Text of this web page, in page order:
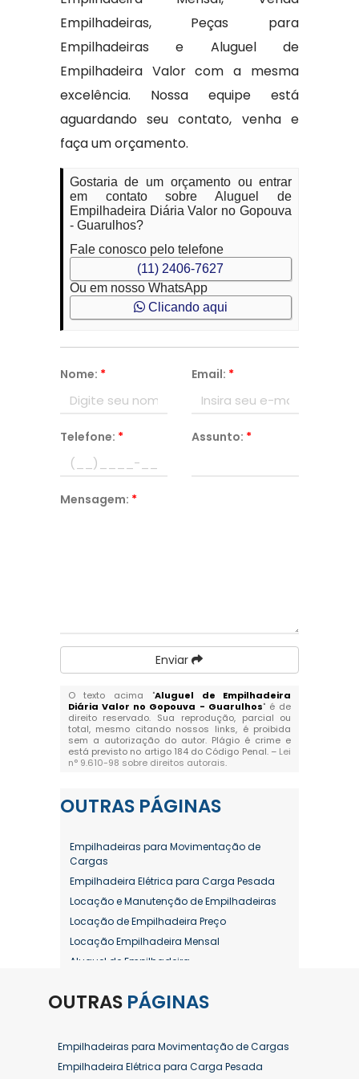
Empilhadeiras, Peças para
Empilhadeiras e Aluguel de
Empilhadeira Valor com a mesma
excelência. Nossa equipe está
aguardando seu contato, venha e
faça um orçamento.
Gostaria de um orçamento ou entrar
em contato sobre Aluguel de
Empilhadeira Diária Valor no Gopouva
- Guarulhos?
Fale conosco pelo telefone
(11) 2406-7627
Ou em nosso WhatsApp
Clicando aqui
Nome: * Email: *
Telefone: * Assunto: *
Mensagem: *
Enviar
O texto acima "Aluguel de Empilhadeira
Diária Valor no Gopouva - Guarulhos" é de
direito reservado. Sua reprodução, parcial ou
total, mesmo citando nossos links, é proibida
sem a autorização do autor. Plágio é crime e
está previsto no artigo 184 do Código Penal. – Lei
n° 9.610-98 sobre direitos autorais.
OUTRAS PÁGINAS
Empilhadeiras para Movimentação de
Cargas
Empilhadeira Elétrica para Carga Pesada
Locação e Manutenção de Empilhadeiras
Locação de Empilhadeira Preço
Locação Empilhadeira Mensal
Aluguel de Empilhadeira
Aluguel de Empilhadeira Diária Valor
Aluguel de Empilhadeira Elétrica Preço
Aluguel de Empilhadeira Mensal
OUTRAS PÁGINAS
Empilhadeiras para Movimentação de Cargas
Empilhadeira Elétrica para Carga Pesada